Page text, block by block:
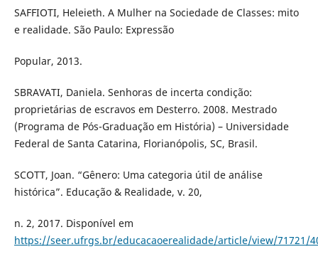
SAFFIOTI, Heleieth. A Mulher na Sociedade de Classes: mito
e realidade. São Paulo: Expressão
Popular, 2013.
SBRAVATI, Daniela. Senhoras de incerta condição:
proprietárias de escravos em Desterro. 2008. Mestrado
(Programa de Pós-Graduação em História) – Universidade
Federal de Santa Catarina, Florianópolis, SC, Brasil.
SCOTT, Joan. “Gênero: Uma categoria útil de análise
histórica”. Educação & Realidade, v. 20,
n. 2, 2017. Disponível em
https://seer.ufrgs.br/educacaoerealidade/article/view/71721/